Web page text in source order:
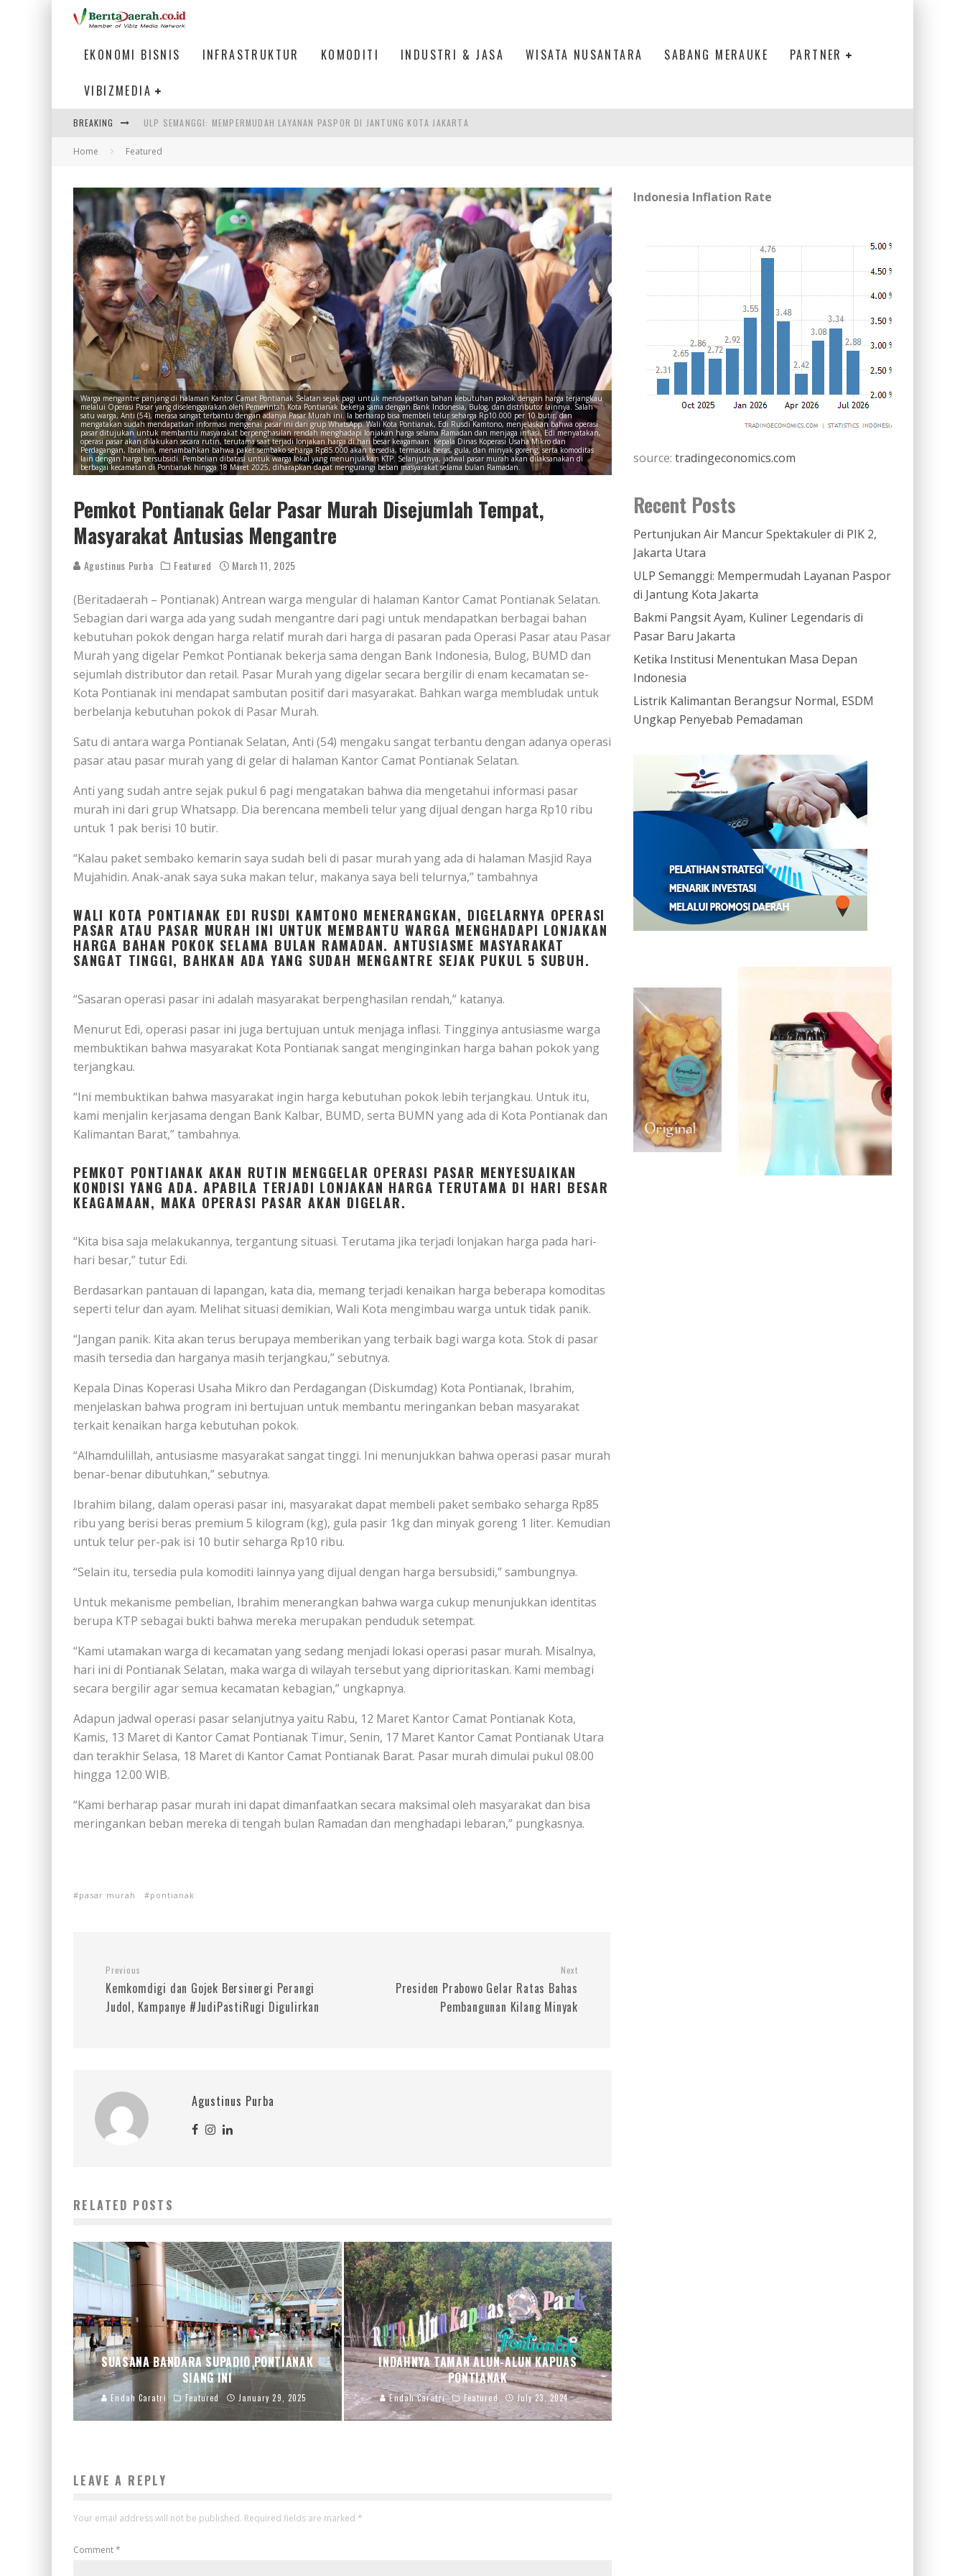
EKONOMI BISNIS INFRASTRUKTUR KOMODITI INDUSTRI & JASA WISATA NUSANTARA SABANG MERAUKE PARTNER
VIBIZMEDIA
BREAKING BAKMI PANGSIT AYAM, KULINER LEGENDARIS DI PASAR BARU JAKARTA
KETIKA INSTITUSI MENENTUKAN MASA DEPAN INDONESIA
ULP SEMANGGI: MEMPERMUDAH LAYANAN PASPOR DI JANTUNG KOTA JAKARTA
Home Featured
Warga mengantre panjang di halaman Kantor Camat Pontianak Selatan sejak pagi untuk mendapatkan bahan kebutuhan pokok dengan harga terjangkau
melalui Operasi Pasar yang diselenggarakan oleh Pemerintah Kota Pontianak bekerja sama dengan Bank Indonesia, Bulog, dan distributor lainnya. Salah
satu warga, Anti (54), merasa sangat terbantu dengan adanya Pasar Murah ini. Ia berharap bisa membeli telur seharga Rp10.000 per 10 butir, dan
mengatakan sudah mendapatkan informasi mengenai pasar ini dari grup WhatsApp. Wali Kota Pontianak, Edi Rusdi Kamtono, menjelaskan bahwa operasi
pasar ditujukan untuk membantu masyarakat berpenghasilan rendah menghadapi lonjakan harga selama Ramadan dan menjaga inflasi. Edi menyatakan,
operasi pasar akan dilakukan secara rutin, terutama saat terjadi lonjakan harga di hari besar keagamaan. Kepala Dinas Koperasi Usaha Mikro dan
Perdagangan, Ibrahim, menambahkan bahwa paket sembako seharga Rp85.000 akan tersedia, termasuk beras, gula, dan minyak goreng, serta komoditas
lain dengan harga bersubsidi. Pembelian dibatasi untuk warga lokal yang menunjukkan KTP. Selanjutnya, jadwal pasar murah akan dilaksanakan di
berbagai kecamatan di Pontianak hingga 18 Maret 2025, diharapkan dapat mengurangi beban masyarakat selama bulan Ramadan.
Pemkot Pontianak Gelar Pasar Murah Disejumlah Tempat,
Masyarakat Antusias Mengantre
Agustinus Purba Featured March 11, 2025
(Beritadaerah – Pontianak) Antrean warga mengular di halaman Kantor Camat Pontianak Selatan.
Sebagian dari warga ada yang sudah mengantre dari pagi untuk mendapatkan berbagai bahan
kebutuhan pokok dengan harga relatif murah dari harga di pasaran pada Operasi Pasar atau Pasar
Murah yang digelar Pemkot Pontianak bekerja sama dengan Bank Indonesia, Bulog, BUMD dan
sejumlah distributor dan retail. Pasar Murah yang digelar secara bergilir di enam kecamatan se-
Kota Pontianak ini mendapat sambutan positif dari masyarakat. Bahkan warga membludak untuk
berbelanja kebutuhan pokok di Pasar Murah.
Satu di antara warga Pontianak Selatan, Anti (54) mengaku sangat terbantu dengan adanya operasi
pasar atau pasar murah yang di gelar di halaman Kantor Camat Pontianak Selatan.
Anti yang sudah antre sejak pukul 6 pagi mengatakan bahwa dia mengetahui informasi pasar
murah ini dari grup Whatsapp. Dia berencana membeli telur yang dijual dengan harga Rp10 ribu
untuk 1 pak berisi 10 butir.
“Kalau paket sembako kemarin saya sudah beli di pasar murah yang ada di halaman Masjid Raya
Mujahidin. Anak-anak saya suka makan telur, makanya saya beli telurnya,” tambahnya
WALI KOTA PONTIANAK EDI RUSDI KAMTONO MENERANGKAN, DIGELARNYA OPERASI
PASAR ATAU PASAR MURAH INI UNTUK MEMBANTU WARGA MENGHADAPI LONJAKAN
HARGA BAHAN POKOK SELAMA BULAN RAMADAN. ANTUSIASME MASYARAKAT
SANGAT TINGGI, BAHKAN ADA YANG SUDAH MENGANTRE SEJAK PUKUL 5 SUBUH.
“Sasaran operasi pasar ini adalah masyarakat berpenghasilan rendah,” katanya.
Menurut Edi, operasi pasar ini juga bertujuan untuk menjaga inflasi. Tingginya antusiasme warga
membuktikan bahwa masyarakat Kota Pontianak sangat menginginkan harga bahan pokok yang
terjangkau.
“Ini membuktikan bahwa masyarakat ingin harga kebutuhan pokok lebih terjangkau. Untuk itu,
kami menjalin kerjasama dengan Bank Kalbar, BUMD, serta BUMN yang ada di Kota Pontianak dan
Kalimantan Barat,” tambahnya.
PEMKOT PONTIANAK AKAN RUTIN MENGGELAR OPERASI PASAR MENYESUAIKAN
KONDISI YANG ADA. APABILA TERJADI LONJAKAN HARGA TERUTAMA DI HARI BESAR
KEAGAMAAN, MAKA OPERASI PASAR AKAN DIGELAR.
“Kita bisa saja melakukannya, tergantung situasi. Terutama jika terjadi lonjakan harga pada hari-
hari besar,” tutur Edi.
Berdasarkan pantauan di lapangan, kata dia, memang terjadi kenaikan harga beberapa komoditas
seperti telur dan ayam. Melihat situasi demikian, Wali Kota mengimbau warga untuk tidak panik.
“Jangan panik. Kita akan terus berupaya memberikan yang terbaik bagi warga kota. Stok di pasar
masih tersedia dan harganya masih terjangkau,” sebutnya.
Kepala Dinas Koperasi Usaha Mikro dan Perdagangan (Diskumdag) Kota Pontianak, Ibrahim,
menjelaskan bahwa program ini bertujuan untuk membantu meringankan beban masyarakat
terkait kenaikan harga kebutuhan pokok.
“Alhamdulillah, antusiasme masyarakat sangat tinggi. Ini menunjukkan bahwa operasi pasar murah
benar-benar dibutuhkan,” sebutnya.
Ibrahim bilang, dalam operasi pasar ini, masyarakat dapat membeli paket sembako seharga Rp85
ribu yang berisi beras premium 5 kilogram (kg), gula pasir 1kg dan minyak goreng 1 liter. Kemudian
untuk telur per-pak isi 10 butir seharga Rp10 ribu.
“Selain itu, tersedia pula komoditi lainnya yang dijual dengan harga bersubsidi,” sambungnya.
Untuk mekanisme pembelian, Ibrahim menerangkan bahwa warga cukup menunjukkan identitas
berupa KTP sebagai bukti bahwa mereka merupakan penduduk setempat.
“Kami utamakan warga di kecamatan yang sedang menjadi lokasi operasi pasar murah. Misalnya,
hari ini di Pontianak Selatan, maka warga di wilayah tersebut yang diprioritaskan. Kami membagi
secara bergilir agar semua kecamatan kebagian,” ungkapnya.
Adapun jadwal operasi pasar selanjutnya yaitu Rabu, 12 Maret Kantor Camat Pontianak Kota,
Kamis, 13 Maret di Kantor Camat Pontianak Timur, Senin, 17 Maret Kantor Camat Pontianak Utara
dan terakhir Selasa, 18 Maret di Kantor Camat Pontianak Barat. Pasar murah dimulai pukul 08.00
hingga 12.00 WIB.
“Kami berharap pasar murah ini dapat dimanfaatkan secara maksimal oleh masyarakat dan bisa
meringankan beban mereka di tengah bulan Ramadan dan menghadapi lebaran,” pungkasnya.
pasar murah pontianak
Previous
Kemkomdigi dan Gojek Bersinergi Perangi
Judol, Kampanye #JudiPastiRugi Digulirkan
Next
Presiden Prabowo Gelar Ratas Bahas
Pembangunan Kilang Minyak
Agustinus Purba
RELATED POSTS
SUASANA BANDARA SUPADIO PONTIANAK
SIANG INI
Endah Caratri Featured January 29, 2025
INDAHNYA TAMAN ALUN-ALUN KAPUAS
PONTIANAK
Endah Caratri Featured July 23, 2024
LEAVE A REPLY
Your email address will not be published. Required fields are marked *
Comment*
Indonesia Inflation Rate
source: tradingeconomics.com
Recent Posts
Pertunjukan Air Mancur Spektakuler di PIK 2,
Jakarta Utara
ULP Semanggi: Mempermudah Layanan Paspor
di Jantung Kota Jakarta
Bakmi Pangsit Ayam, Kuliner Legendaris di
Pasar Baru Jakarta
Ketika Institusi Menentukan Masa Depan
Indonesia
Listrik Kalimantan Berangsur Normal, ESDM
Ungkap Penyebab Pemadaman